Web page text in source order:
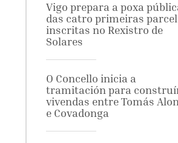
Vigo prepara a poxa
das catro primeiras
inscritas no Rexistro de
Solares
O Concello inicia a
tramitación para
vivendas entre Tomás
e Covadonga